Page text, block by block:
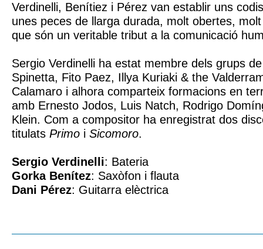
Verdinelli, Benítiez i Pérez van establir uns
unes peces de llarga durada, molt obertes,
que són un veritable tribut a la comunicació
Sergio Verdinelli ha estat membre dels grups
Spinetta, Fito Paez, Illya Kuriaki & the
Calamaro i alhora comparteix formacions en
amb Ernesto Jodos, Luis Natch, Rodrigo
Klein. Com a compositor ha enregistrat dos
titulats Primo i Sicomoro.
Sergio Verdinelli: Bateria
Gorka Benítez: Saxòfon i flauta
Dani Pérez: Guitarra elèctrica